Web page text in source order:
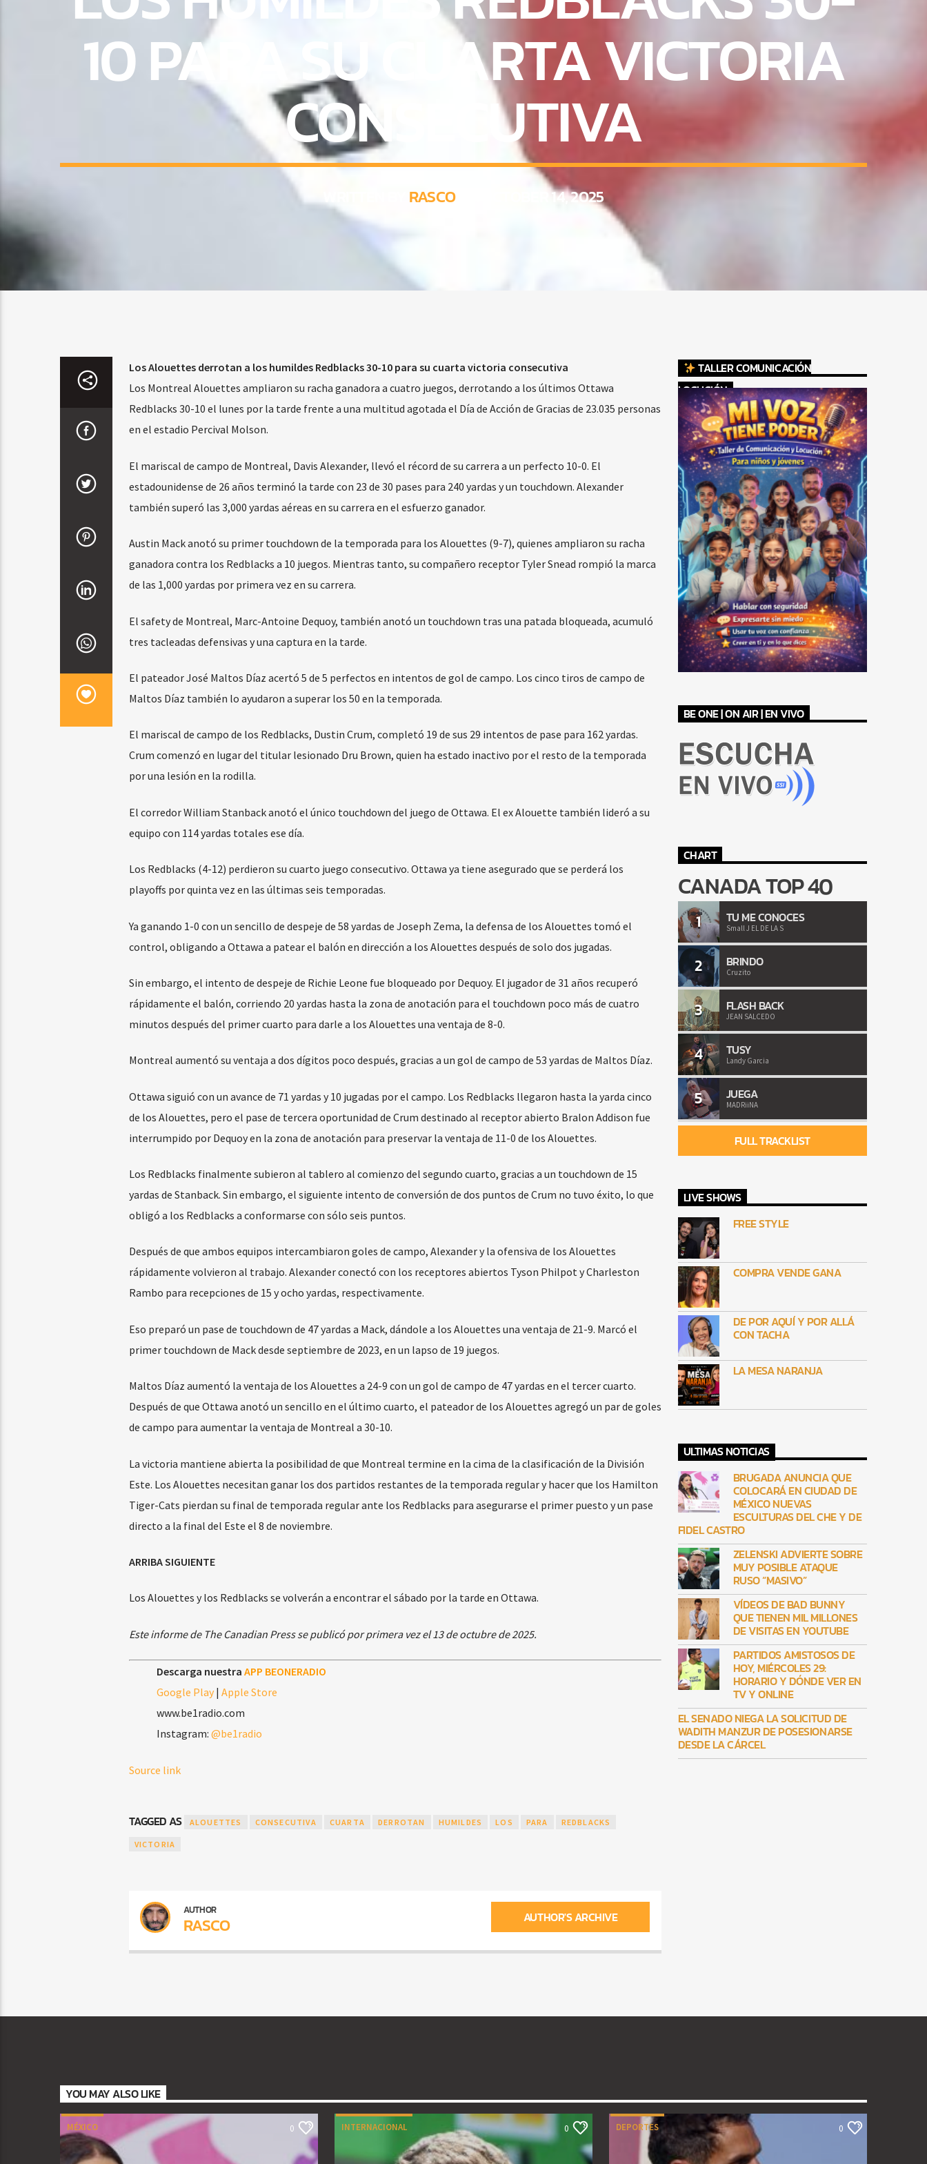
10 PARA SU CUARTA VICTORIA
CONSECUTIVA
RASCOON OCTOBER 14, 2025
Los Alouettes derrotan a los humildes Redblacks 30-10 para su cuarta victoria consecutiva
Los Montreal Alouettes ampliaron su racha ganadora a cuatro juegos, derrotando a los últimos Ottawa
Redblacks 30-10 el lunes por la tarde frente a una multitud agotada el Día de Acción de Gracias de 23.035 personas
en el estadio Percival Molson.
El mariscal de campo de Montreal, Davis Alexander, llevó el récord de su carrera a un perfecto 10-0. El
estadounidense de 26 años terminó la tarde con 23 de 30 pases para 240 yardas y un touchdown. Alexander
también superó las 3,000 yardas aéreas en su carrera en el esfuerzo ganador.
Austin Mack anotó su primer touchdown de la temporada para los Alouettes (9-7), quienes ampliaron su racha
ganadora contra los Redblacks a 10 juegos. Mientras tanto, su compañero receptor Tyler Snead rompió la marca
de las 1,000 yardas por primera vez en su carrera.
El safety de Montreal, Marc-Antoine Dequoy, también anotó un touchdown tras una patada bloqueada, acumuló
tres tacleadas defensivas y una captura en la tarde.
El pateador José Maltos Díaz acertó 5 de 5 perfectos en intentos de gol de campo. Los cinco tiros de campo de
Maltos Díaz también lo ayudaron a superar los 50 en la temporada.
El mariscal de campo de los Redblacks, Dustin Crum, completó 19 de sus 29 intentos de pase para 162 yardas.
Crum comenzó en lugar del titular lesionado Dru Brown, quien ha estado inactivo por el resto de la temporada
por una lesión en la rodilla.
El corredor William Stanback anotó el único touchdown del juego de Ottawa. El ex Alouette también lideró a su
equipo con 114 yardas totales ese día.
Los Redblacks (4-12) perdieron su cuarto juego consecutivo. Ottawa ya tiene asegurado que se perderá los
playoffs por quinta vez en las últimas seis temporadas.
Ya ganando 1-0 con un sencillo de despeje de 58 yardas de Joseph Zema, la defensa de los Alouettes tomó el
control, obligando a Ottawa a patear el balón en dirección a los Alouettes después de solo dos jugadas.
Sin embargo, el intento de despeje de Richie Leone fue bloqueado por Dequoy. El jugador de 31 años recuperó
rápidamente el balón, corriendo 20 yardas hasta la zona de anotación para el touchdown poco más de cuatro
minutos después del primer cuarto para darle a los Alouettes una ventaja de 8-0.
Montreal aumentó su ventaja a dos dígitos poco después, gracias a un gol de campo de 53 yardas de Maltos Díaz.
Ottawa siguió con un avance de 71 yardas y 10 jugadas por el campo. Los Redblacks llegaron hasta la yarda cinco
de los Alouettes, pero el pase de tercera oportunidad de Crum destinado al receptor abierto Bralon Addison fue
interrumpido por Dequoy en la zona de anotación para preservar la ventaja de 11-0 de los Alouettes.
Los Redblacks finalmente subieron al tablero al comienzo del segundo cuarto, gracias a un touchdown de 15
yardas de Stanback. Sin embargo, el siguiente intento de conversión de dos puntos de Crum no tuvo éxito, lo que
obligó a los Redblacks a conformarse con sólo seis puntos.
Después de que ambos equipos intercambiaron goles de campo, Alexander y la ofensiva de los Alouettes
rápidamente volvieron al trabajo. Alexander conectó con los receptores abiertos Tyson Philpot y Charleston
Rambo para recepciones de 15 y ocho yardas, respectivamente.
Eso preparó un pase de touchdown de 47 yardas a Mack, dándole a los Alouettes una ventaja de 21-9. Marcó el
primer touchdown de Mack desde septiembre de 2023, en un lapso de 19 juegos.
Maltos Díaz aumentó la ventaja de los Alouettes a 24-9 con un gol de campo de 47 yardas en el tercer cuarto.
Después de que Ottawa anotó un sencillo en el último cuarto, el pateador de los Alouettes agregó un par de goles
de campo para aumentar la ventaja de Montreal a 30-10.
La victoria mantiene abierta la posibilidad de que Montreal termine en la cima de la clasificación de la División
Este. Los Alouettes necesitan ganar los dos partidos restantes de la temporada regular y hacer que los Hamilton
Tiger-Cats pierdan su final de temporada regular ante los Redblacks para asegurarse el primer puesto y un pase
directo a la final del Este el 8 de noviembre.
ARRIBA SIGUIENTE
Los Alouettes y los Redblacks se volverán a encontrar el sábado por la tarde en Ottawa.
Este informe de The Canadian Press se publicó por primera vez el 13 de octubre de 2025.
Descarga nuestra APP BEONERADIO
Google Play| Apple Store
www.be1radio.com
Instagram: @be1radio
Source link
TAGGED AS ALOUETTES CONSECUTIVA CUARTA DERROTAN HUMILDES LOS PARA REDBLACKS
VICTORIA
AUTHOR
RASCO AUTHOR'S ARCHIVE
TALLER COMUNICACIÓN
LOCUCIÓN
BE ONE | ON AIR | EN VIVO
CHART
CANADA TOP 40
1 TU ME CONOCES
Small J EL DE LA S
2 BRINDO
Cruzito
3 FLASH BACK
JEAN SALCEDO
4 TUSY
Landy Garcia
5 JUEGA
MADRiiNA
FULL TRACKLIST
LIVE SHOWS
FREE STYLE
COMPRA VENDE GANA
DE POR AQUÍ Y POR ALLÁ
CON TACHA
LA MESA NARANJA
ULTIMAS NOTICIAS
BRUGADA ANUNCIA QUE
COLOCARÁ EN CIUDAD DE
MÉXICO NUEVAS
ESCULTURAS DEL CHE Y DE
FIDEL CASTRO
ZELENSKI ADVIERTE SOBRE
MUY POSIBLE ATAQUE
RUSO “MASIVO”
VÍDEOS DE BAD BUNNY
QUE TIENEN MIL MILLONES
DE VISITAS EN YOUTUBE
PARTIDOS AMISTOSOS DE
HOY, MIÉRCOLES 29:
HORARIO Y DÓNDE VER EN
TV Y ONLINE
EL SENADO NIEGA LA SOLICITUD DE
WADITH MANZUR DE POSESIONARSE
DESDE LA CÁRCEL
YOU MAY ALSO LIKE
MÉXICO 0 INTERNACIONAL 0 DEPORTES 0